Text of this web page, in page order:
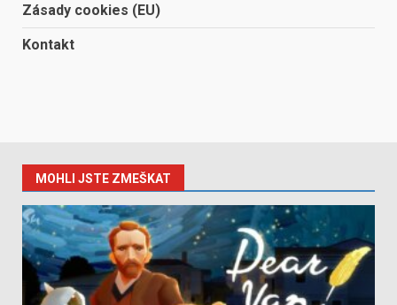
Zásady cookies (EU)
Kontakt
MOHLI JSTE ZMEŠKAT